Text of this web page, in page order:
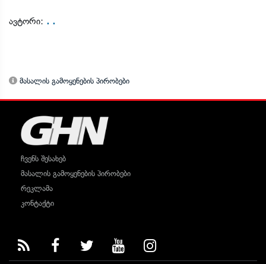
ავტორი: . .
მასალის გამოყენების პირობები
ჩვენს შესახებ
მასალის გამოყენების პირობები
რეკლამა
კონტაქტი